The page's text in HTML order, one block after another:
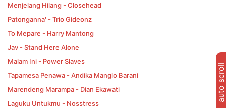
Menjelang Hilang - Closehead
Patonganna' - Trio Gideonz
To Mepare - Harry Mantong
Jav - Stand Here Alone
Malam Ini - Power Slaves
Tapamesa Penawa - Andika Manglo Barani
Marendeng Marampa - Dian Ekawati
Laguku Untukmu - Nosstress
auto scroll